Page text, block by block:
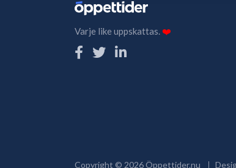
Varje like uppskattas.❤️
Copyright © 2026Öppettider.nu